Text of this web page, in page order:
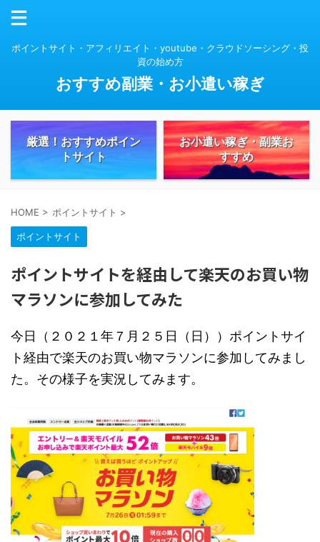
ポイントサイト・アフィリエイト・youtube・クラウドソーシング・投
資の始め方
おすすめ副業・お小遣い稼ぎ
厳選！おすすめポイン
トサイト
お小遣い稼ぎ・副業お
すすめ
HOME > ポイントサイト >
ポイントサイト
ポイントサイトを経由して楽天のお買い物
マラソンに参加してみた
今日（２０２１年７月２５日（日））ポイントサイ
ト経由で楽天のお買い物マラソンに参加してみまし
た。その様子を実況してみます。